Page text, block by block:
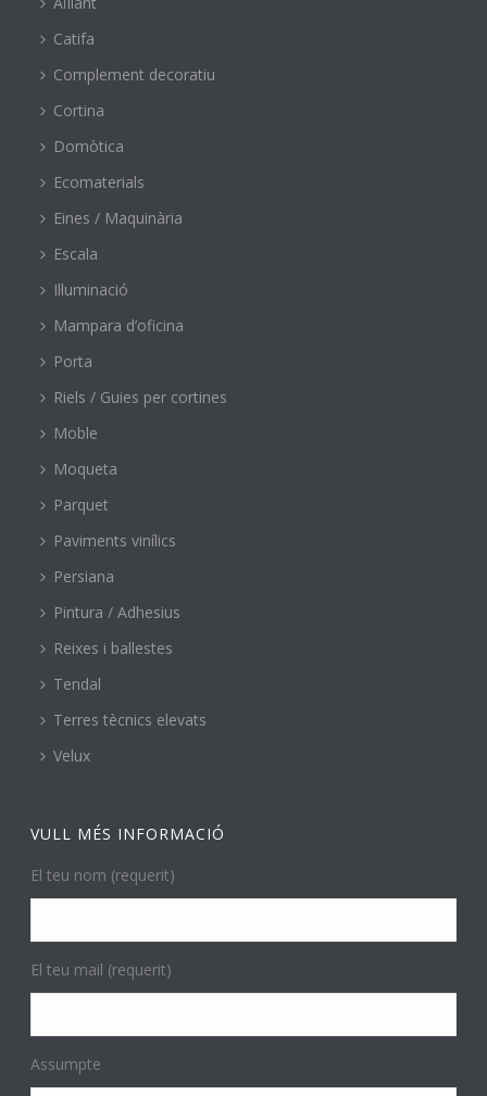
Catifa
Complement decoratiu
Cortina
Domòtica
Ecomaterials
Eines / Maquinària
Escala
Il·luminació
Mampara d’oficina
Porta
Riels / Guies per cortines
Moble
Moqueta
Parquet
Paviments vinílics
Persiana
Pintura / Adhesius
Reixes i ballestes
Tendal
Terres tècnics elevats
Velux
VULL MÉS INFORMACIÓ
El teu nom (requerit)
El teu mail (requerit)
Assumpte